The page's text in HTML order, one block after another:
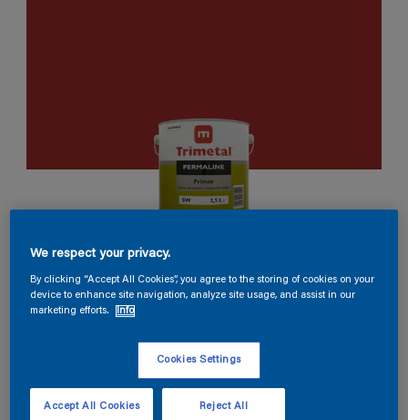
Permaline Primer
Verpakkingsgrootte
We respect your privacy.
By clicking “Accept All Cookies”, you agree to the storing of cookies on your
device to enhance site navigation, analyze site usage, and assist in our
marketing efforts.
Info
Cookies Settings
Reject All
Accept All Cookies